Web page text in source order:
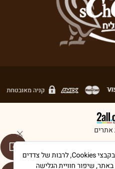
אתרים
לידיעתך, באתרנו נעשה שימוש בקבצי Cookies, לרבות של צדדים
שיפור חוויית הגלישה